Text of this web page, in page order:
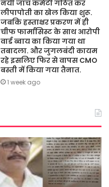
नयी जांच कमेटी गठित कर
लीपापोती का खेल किया शुरू.
जबकि हस्ताक्षर प्रकरण में ही
चीफ फार्मासिस्ट के साथ आरोपी
वार्ड ब्वाय का किया गया था
तबादला. और जुगलबंदी कायम
रहे इसलिए फिर से वापस CMO
बस्ती में किया गया तैनात.
1 week ago